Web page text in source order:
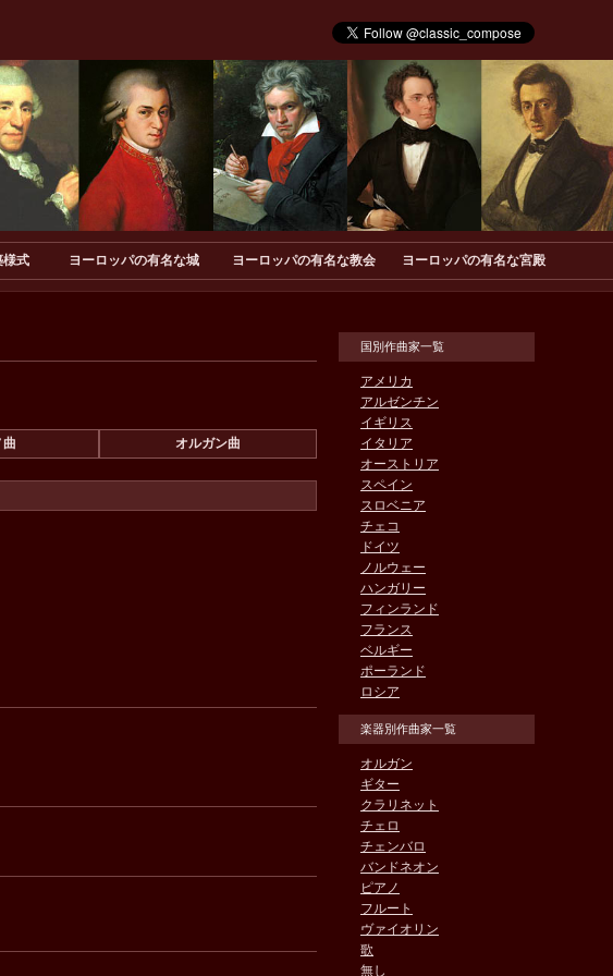
様式 ヨーロッパの有名な城 ヨーロッパの有名な教会 ヨーロッパの有名な宮殿
曲 オルガン曲
国別作曲家一覧
アメリカ
アルゼンチン
イギリス
イタリア
オーストリア
スペイン
スロベニア
チェコ
ドイツ
ノルウェー
ハンガリー
フィンランド
フランス
ベルギー
ポーランド
ロシア
楽器別作曲家一覧
オルガン
ギター
クラリネット
チェロ
チェンバロ
バンドネオン
ピアノ
フルート
ヴァイオリン
歌
無し